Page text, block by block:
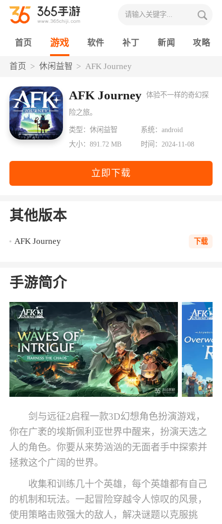
首页 游戏 软件 补丁 新闻 攻略
首页 休闲益智 AFK Journey
AFK Journey 体验不一样的奇幻探
险之旅。
类型：休闲益智
系统：android
大小：891.72 MB
时间：2024-11-08
立即下载
其他版本
AFK Journey 下载
手游简介
剑与远征2启程一款3D幻想角色扮演游戏，
你在广袤的埃斯佩利亚世界中醒来，扮演天选之
人的角色。你要从来势汹汹的无面者手中探索并
拯救这个广阔的世界。
收集和训练几十个英雄，每个英雄都有自己
的机制和玩法。一起冒险穿越令人惊叹的风景，
使用策略击败强大的敌人，解决谜题以克服挑